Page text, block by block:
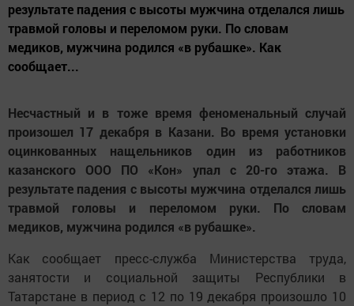
результате падения с высоты мужчина отделался лишь
травмой головы и переломом руки. По словам
медиков, мужчина родился «в рубашке». Как
сообщает...
Несчастный и в тоже время феноменальный случай
произошел 17 декабря в Казани. Во время установки
оцинкованных нащельников один из работников
казанского ООО ПО «Кон» упал с 20-го этажа. В
результате падения с высоты мужчина отделался лишь
травмой головы и переломом руки. По словам
медиков, мужчина родился «в рубашке».
Как сообщает пресс-служба Министерства труда,
занятости и социальной защиты Республики в
Татарстане в период с 12 по 19 декабря произошло 10